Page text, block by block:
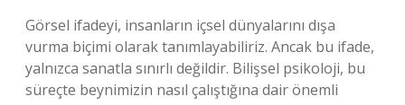
Görsel ifadeyi, insanların içsel dünyalarını dışa
vurma biçimi olarak tanımlayabiliriz. Ancak bu ifade,
yalnızca sanatla sınırlı değildir. Bilişsel psikoloji, bu
süreçte beynimizin nasıl çalıştığına dair önemli